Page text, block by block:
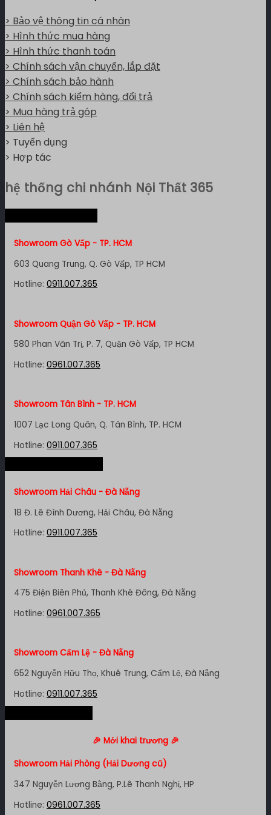
> Bảo vệ thông tin cá nhân
> Hình thức mua hàng
> Hình thức thanh toán
> Chính sách vận chuyển, lắp đặt
> Chính sách bảo hành
> Chính sách kiểm hàng, đổi trả
> Mua hàng trả góp
> Liên hệ
> Tuyển dụng
> Hợp tác
hệ thống chi nhánh Nội Thất 365
Showroom Gò Vấp - TP. HCM
603 Quang Trung, Q. Gò Vấp, TP HCM
Hotline: 0911.007.365
Showroom Quận Gò Vấp - TP. HCM
580 Phan Văn Trị, P. 7, Quận Gò Vấp, TP HCM
Hotline: 0961.007.365
Showroom Tân Bình - TP. HCM
1007 Lạc Long Quân, Q. Tân Bình, TP. HCM
Hotline: 0911.007.365
Showroom Quận 4 - TP. HCM
Showroom Quận 11 - TP. HCM
1411 Đường 3/2, P. 16, Quận 11, TP. HCM
Showroom Quận 7 - TP. HCM
1448 Huỳnh Tấn Phát, Phú Thuận, Quận 7, TP HCM
348 Đ. Bạch Đằng, P. 14, Bình Thạnh, TP HCM
Hotline:0911.007.365
Showroom Tân Bình 1 - TP. HCM
Showroom Hải Châu - Đà Nẵng
18 Đ. Lê Đình Dương, Hải Châu, Đà Nẵng
Hotline: 0911.007.365
Showroom Thanh Khê - Đà Nẵng
475 Điện Biên Phủ, Thanh Khê Đông, Đà Nẵng
Hotline: 0961.007.365
Showroom Cẩm Lệ - Đà Nẵng
652 Nguyễn Hữu Thọ, Khuê Trung, Cẩm Lệ, Đà Nẵng
Hotline: 0911.007.365
Showroom Nha Trang - Khánh Hòa
🎉 Mới khai trương 🎉
Showroom Hải Phòng (Hải Dương cũ)
347 Nguyễn Lương Bằng, P.Lê Thanh Nghị, HP
Hotline: 0961.007.365